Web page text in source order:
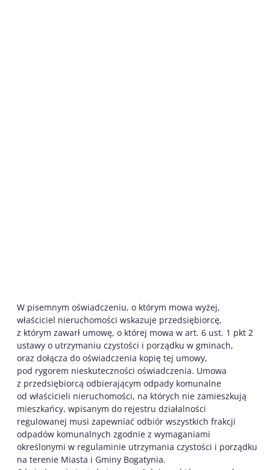
W pisemnym oświadczeniu, o którym mowa wyżej,
właściciel nieruchomości wskazuje przedsiębiorcę,
z którym zawarł umowę, o której mowa w art. 6 ust. 1 pkt 2
ustawy o utrzymaniu czystości i porządku w gminach,
oraz dołącza do oświadczenia kopię tej umowy,
pod rygorem nieskuteczności oświadczenia. Umowa
z przedsiębiorcą odbierającym odpady komunalne
od właścicieli nieruchomości, na których nie zamieszkują
mieszkańcy, wpisanym do rejestru działalności
regulowanej musi zapewniać odbiór wszystkich frakcji
odpadów komunalnych zgodnie z wymaganiami
określonymi w regulaminie utrzymania czystości i porządku
na terenie Miasta i Gminy Bogatynia.